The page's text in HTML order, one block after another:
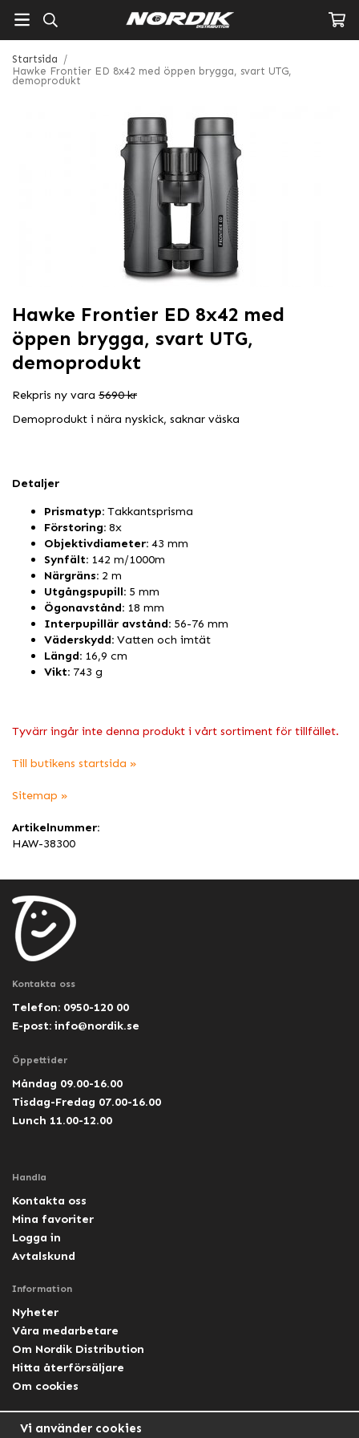
Startsida /
Hawke Frontier ED 8x42 med öppen brygga, svart UTG,
demoprodukt
Hawke Frontier ED 8x42 med
öppen brygga, svart UTG,
demoprodukt
Rekpris ny vara 5690 kr
Demoprodukt i nära nyskick, saknar väska
Detaljer
Prismatyp: Takkantsprisma
Förstoring: 8x
Objektivdiameter: 43 mm
Synfält: 142 m/1000m
Närgräns: 2 m
Utgångspupill: 5 mm
Ögonavstånd: 18 mm
Interpupillär avstånd: 56-76 mm
Väderskydd: Vatten och imtät
Längd: 16,9 cm
Vikt: 743 g
Tyvärr ingår inte denna produkt i vårt sortiment för tillfället.
Till butikens startsida »
Sitemap »
Artikelnummer:
HAW-38300
Kontakta oss
Telefon: 0950-120 00
E-post: info@nordik.se
Öppettider
Måndag 09.00-16.00
Tisdag-Fredag 07.00-16.00
Lunch 11.00-12.00
Handla
Kontakta oss
Mina favoriter
Logga in
Avtalskund
Information
Nyheter
Våra medarbetare
Om Nordik Distribution
Hitta återförsäljare
Om cookies
Vi använder cookies